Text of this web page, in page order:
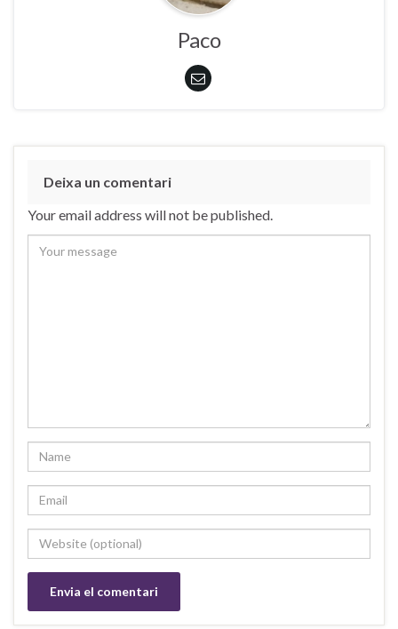
Paco
Deixa un comentari
Your email address will not be published.